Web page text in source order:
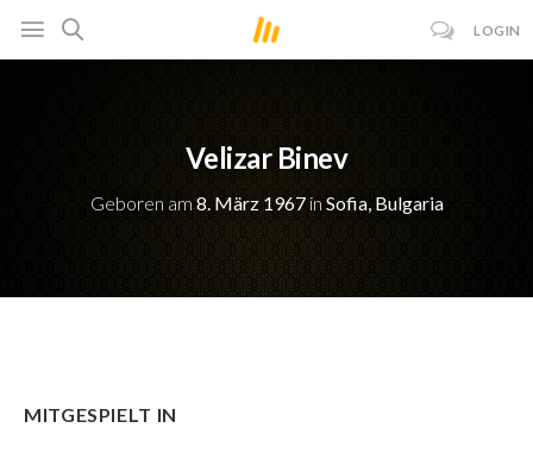
LOGIN
Velizar Binev
Geboren am 8. März 1967in Sofia, Bulgaria
MITGESPIELT IN